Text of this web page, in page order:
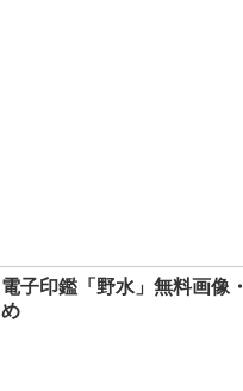
電子印鑑「野水」無料画像
め